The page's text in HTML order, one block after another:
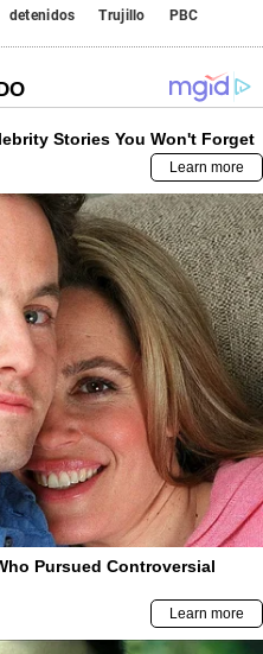
detenidos Trujillo PBC